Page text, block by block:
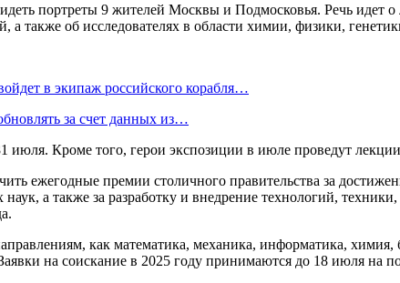
портреты 9 жителей Москвы и Подмосковья. Речь
а также об исследователях в области химии, физики,
в экипаж российского корабля…
за счет данных из…
июля. Кроме того, герои экспозиции в июле проведут
ежегодные премии столичного правительства за
а также за разработку и внедрение технологий,
как математика, механика, информатика,
на соискание в 2025 году принимаются до 18 июля на